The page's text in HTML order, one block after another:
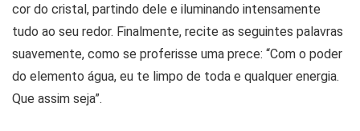
cor do cristal, partindo dele e iluminando intensamente
tudo ao seu redor. Finalmente, recite as seguintes palavras
suavemente, como se proferisse uma prece: “Com o poder
do elemento água, eu te limpo de toda e qualquer energia.
Que assim seja”.